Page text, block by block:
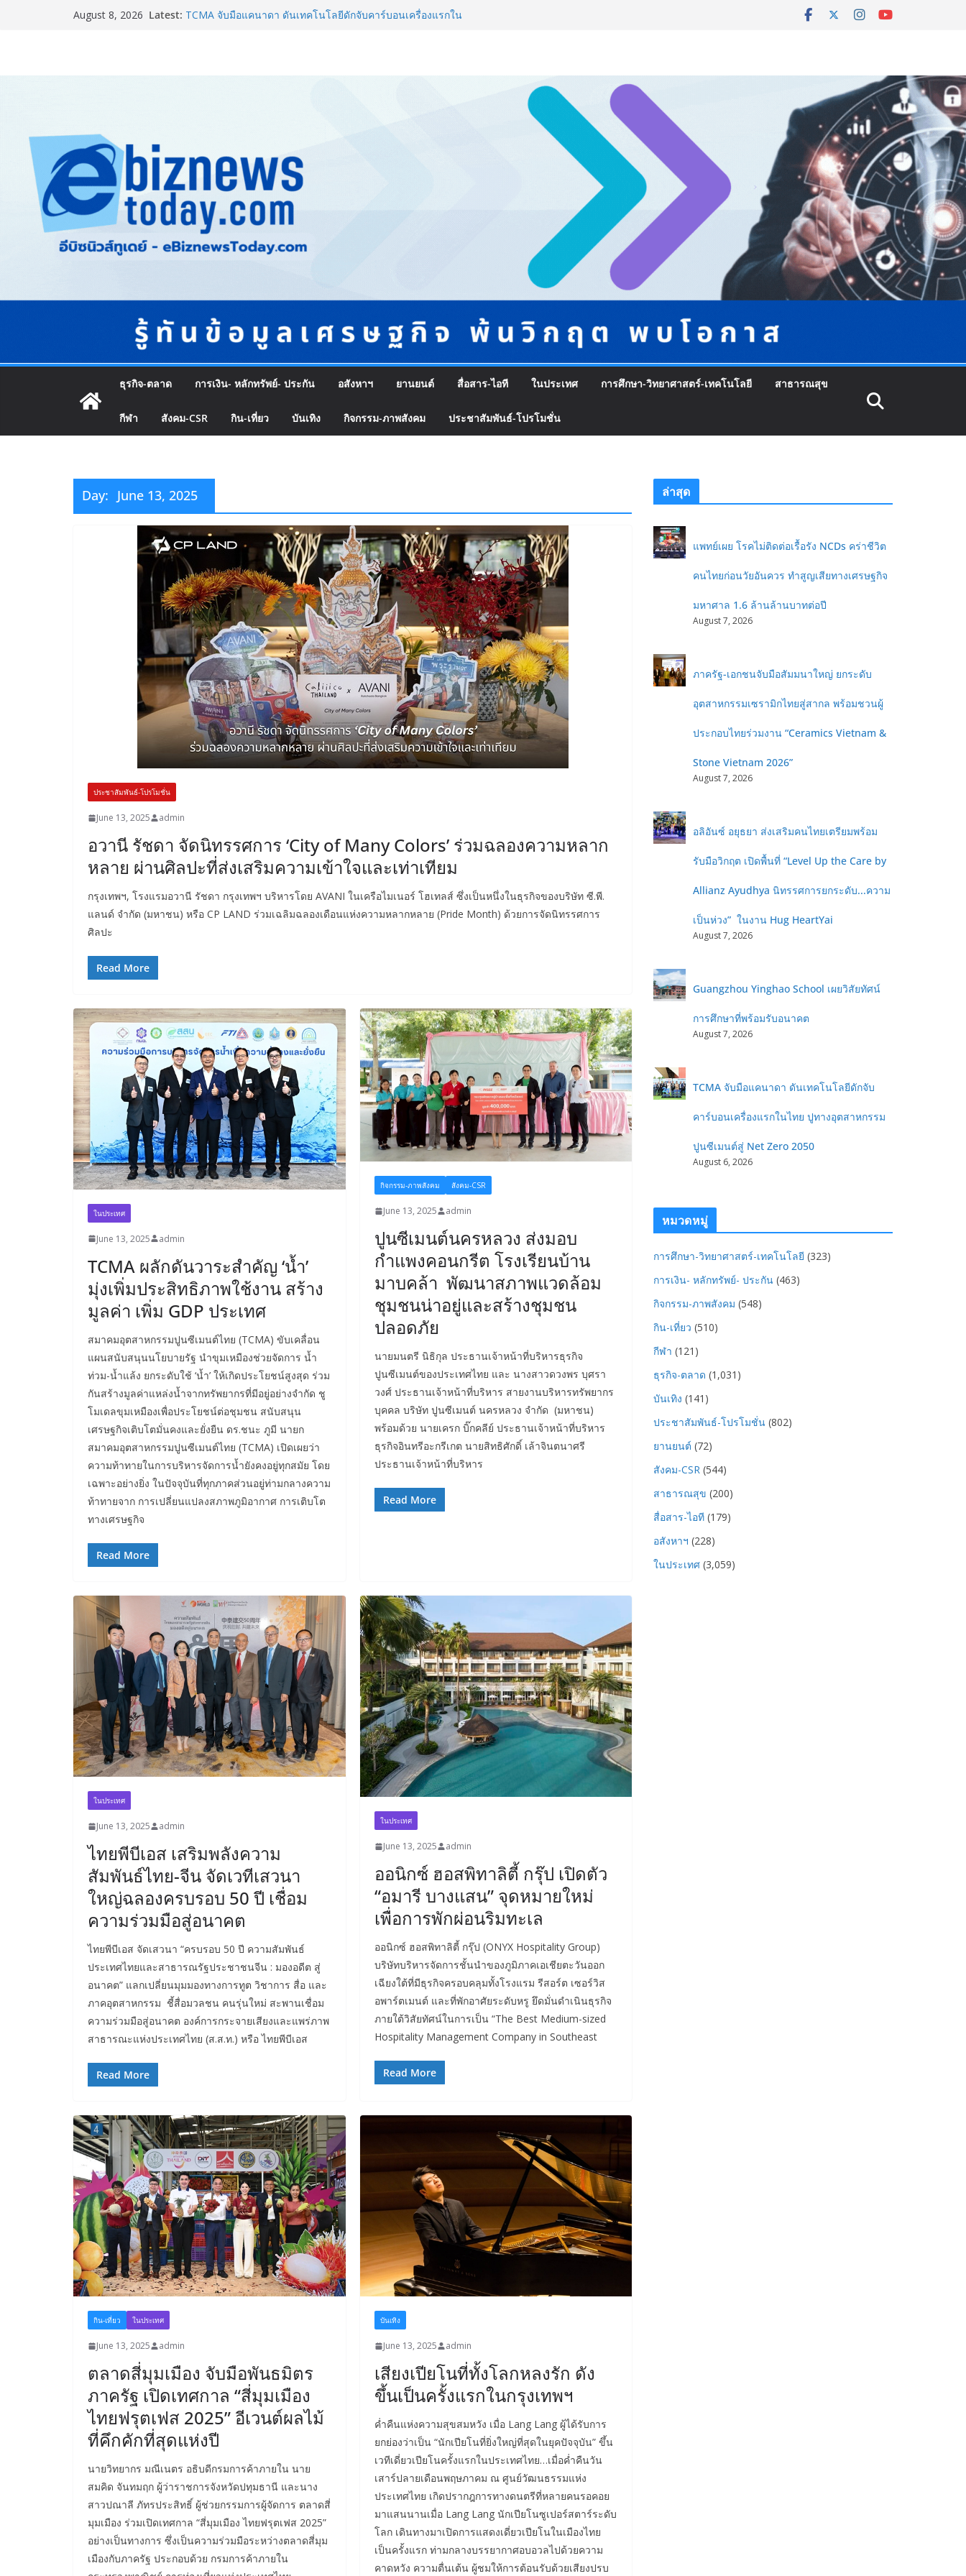
August 8, 2026 Latest: TCMA จับมือแคนาดา ดันเทคโนโลยีดักจับคาร์บอนเครื่องแรกใน
Guangzhou Yinghao School เผยวิสัยทัศน์การศึกษาที่พร้อมรับ
ธุรกิจ-ตลาด การเงิน- หลักทรัพย์- ประกัน อสังหาฯ ยานยนต์ สื่อสาร-ไอที ในประเทศ การศึกษา-วิทยาศาสตร์-เทคโนโลยี สาธารณสุข
กีฬา สังคม-CSR กิน-เที่ยว บันเทิง กิจกรรม-ภาพสังคม ประชาสัมพันธ์-โปรโมชั่น
Day: June 13, 2025
ประชาสัมพันธ์-โปรโมชั่น
June 13, 2025 admin
อวานี รัชดา จัดนิทรรศการ ‘City of Many Colors’ ร่วมฉลองความหลาก
หลาย ผ่านศิลปะที่ส่งเสริมความเข้าใจและเท่าเทียม
กรุงเทพฯ, โรงแรมอวานี รัชดา กรุงเทพฯ บริหารโดย AVANI ในเครือไมเนอร์ โฮเทลส์ ซึ่งเป็นหนึ่งในธุรกิจของบริษัท ซี.พี.
แลนด์ จำกัด (มหาชน) หรือ CP LAND ร่วมเฉลิมฉลองเดือนแห่งความหลากหลาย (Pride Month) ด้วยการจัดนิทรรศการ
ศิลปะ
Read More
ในประเทศ
June 13, 2025 admin
TCMA ผลักดันวาระสำคัญ ‘น้ำ’
มุ่งเพิ่มประสิทธิภาพใช้งาน สร้าง
มูลค่า เพิ่ม GDP ประเทศ
สมาคมอุตสาหกรรมปูนซีเมนต์ไทย (TCMA) ขับเคลื่อน
แผนสนับสนุนนโยบายรัฐ นำขุมเหมืองช่วยจัดการ น้ำ
ท่วม-น้ำแล้ง ยกระดับใช้ ‘น้ำ’ ให้เกิดประโยชน์สูงสุด ร่วม
กันสร้างมูลค่าแหล่งน้ำจากทรัพยากรที่มีอยู่อย่างจำกัด ชู
โมเดลขุมเหมืองเพื่อประโยชน์ต่อชุมชน สนับสนุน
เศรษฐกิจเติบโตมั่นคงและยั่งยืน ดร.ชนะ ภูมี นายก
สมาคมอุตสาหกรรมปูนซีเมนต์ไทย (TCMA) เปิดเผยว่า
ความท้าทายในการบริหารจัดการน้ำยังคงอยู่ทุกสมัย โดย
เฉพาะอย่างยิ่ง ในปัจจุบันที่ทุกภาคส่วนอยู่ท่ามกลางความ
ท้าทายจาก การเปลี่ยนแปลงสภาพภูมิอากาศ การเติบโต
ทางเศรษฐกิจ
Read More
กิจกรรม-ภาพสังคม สังคม-CSR
June 13, 2025 admin
ปูนซีเมนต์นครหลวง ส่งมอบ
กำแพงคอนกรีต โรงเรียนบ้าน
มาบคล้า พัฒนาสภาพแวดล้อม
ชุมชนน่าอยู่และสร้างชุมชน
ปลอดภัย
นายมนตรี นิธิกุล ประธานเจ้าหน้าที่บริหารธุรกิจ
ปูนซีเมนต์ของประเทศไทย และ นางสาวดวงพร บุศรา
วงศ์ ประธานเจ้าหน้าที่บริหาร สายงานบริหารทรัพยากร
บุคคล บริษัท ปูนซีเมนต์ นครหลวง จำกัด (มหาชน)
พร้อมด้วย นายเครก บิ๊กคลีย์ ประธานเจ้าหน้าที่บริหาร
ธุรกิจอินทรีอะกรีเกต นายสิทธิศักดิ์ เล้าจินตนาศรี
ประธานเจ้าหน้าที่บริหาร
Read More
ในประเทศ
June 13, 2025 admin
ไทยพีบีเอส เสริมพลังความ
สัมพันธ์ไทย-จีน จัดเวทีเสวนา
ใหญ่ฉลองครบรอบ 50 ปี เชื่อม
ความร่วมมือสู่อนาคต
ไทยพีบีเอส จัดเสวนา “ครบรอบ 50 ปี ความสัมพันธ์
ประเทศไทยและสาธารณรัฐประชาชนจีน : มองอดีต สู่
อนาคต” แลกเปลี่ยนมุมมองทางการทูต วิชาการ สื่อ และ
ภาคอุตสาหกรรม ชี้สื่อมวลชน คนรุ่นใหม่ สะพานเชื่อม
ความร่วมมือสู่อนาคต องค์การกระจายเสียงและแพร่ภาพ
สาธารณะแห่งประเทศไทย (ส.ส.ท.) หรือ ไทยพีบีเอส
Read More
ในประเทศ
June 13, 2025 admin
ออนิกซ์ ฮอสพิทาลิตี้ กรุ๊ป เปิดตัว
“อมารี บางแสน” จุดหมายใหม่
เพื่อการพักผ่อนริมทะเล
ออนิกซ์ ฮอสพิทาลิตี้ กรุ๊ป (ONYX Hospitality Group)
บริษัทบริหารจัดการชั้นนำของภูมิภาคเอเชียตะวันออก
เฉียงใต้ที่มีธุรกิจครอบคลุมทั้งโรงแรม รีสอร์ต เซอร์วิส
อพาร์ตเมนต์ และที่พักอาศัยระดับหรู ยึดมั่นดำเนินธุรกิจ
ภายใต้วิสัยทัศน์ในการเป็น “The Best Medium-sized
Hospitality Management Company in Southeast
Read More
กิน-เที่ยว ในประเทศ
June 13, 2025 admin
ตลาดสี่มุมเมือง จับมือพันธมิตร
ภาครัฐ เปิดเทศกาล “สี่มุมเมือง
ไทยฟรุตเฟส 2025” อีเวนต์ผลไม้
ที่คึกคักที่สุดแห่งปี
นายวิทยากร มณีเนตร อธิบดีกรมการค้าภายใน นาย
สมคิด จันทมฤก ผู้ว่าราชการจังหวัดปทุมธานี และนาง
สาวปณาลี ภัทรประสิทธิ์ ผู้ช่วยกรรมการผู้จัดการ ตลาดสี่
มุมเมือง ร่วมเปิดเทศกาล “สี่มุมเมือง ไทยฟรุตเฟส 2025”
อย่างเป็นทางการ ซึ่งเป็นความร่วมมือระหว่างตลาดสี่มุม
เมืองกับภาครัฐ ประกอบด้วย กรมการค้าภายใน
บันเทิง
June 13, 2025 admin
เสียงเปียโนที่ทั้งโลกหลงรัก ดัง
ขึ้นเป็นครั้งแรกในกรุงเทพฯ
ค่ำคืนแห่งความสุขสมหวัง เมื่อ Lang Lang ผู้ได้รับการ
ยกย่องว่าเป็น “นักเปียโนที่ยิ่งใหญ่ที่สุดในยุคปัจจุบัน” ขึ้น
เวทีเดี่ยวเปียโนครั้งแรกในประเทศไทย…เมื่อค่ำคืนวัน
เสาร์ปลายเดือนพฤษภาคม ณ ศูนย์วัฒนธรรมแห่ง
ประเทศไทย เกิดปรากฎการทางดนตรีที่หลายคนรอคอย
มาแสนนานเมื่อ Lang Lang นักเปียโนซูเปอร์สตาร์ระดับ
โลก เดินทางมาเปิดการแสดงเดี่ยวเปียโนในเมืองไทย
เป็นครั้งแรก ท่ามกลางบรรยากาศอบอวลไปด้วยความ
คาดหวัง ความตื่นเต้น ผู้ชมให้การต้อนรับด้วยเสียงปรบ
ล่าสุด
แพทย์เผย โรคไม่ติดต่อเรื้อรัง NCDs คร่าชีวิต
คนไทยก่อนวัยอันควร ทำสูญเสียทางเศรษฐกิจ
มหาศาล 1.6 ล้านล้านบาทต่อปี
August 7, 2026
ภาครัฐ-เอกชนจับมือสัมมนาใหญ่ ยกระดับ
อุตสาหกรรมเซรามิกไทยสู่สากล พร้อมชวนผู้
ประกอบไทยร่วมงาน “Ceramics Vietnam &
Stone Vietnam 2026”
August 7, 2026
อลิอันซ์ อยุธยา ส่งเสริมคนไทยเตรียมพร้อม
รับมือวิกฤต เปิดพื้นที่ “Level Up the Care by
Allianz Ayudhya นิทรรศการยกระดับ...ความ
เป็นห่วง” ในงาน Hug HeartYai
August 7, 2026
Guangzhou Yinghao School เผยวิสัยทัศน์
การศึกษาที่พร้อมรับอนาคต
August 7, 2026
TCMA จับมือแคนาดา ดันเทคโนโลยีดักจับ
คาร์บอนเครื่องแรกในไทย ปูทางอุตสาหกรรม
ปูนซีเมนต์สู่ Net Zero 2050
August 6, 2026
หมวดหมู่
การศึกษา-วิทยาศาสตร์-เทคโนโลยี (323)
การเงิน- หลักทรัพย์- ประกัน (463)
กิจกรรม-ภาพสังคม (548)
กิน-เที่ยว (510)
กีฬา (121)
ธุรกิจ-ตลาด (1,031)
บันเทิง (141)
ประชาสัมพันธ์-โปรโมชั่น (802)
ยานยนต์ (72)
สังคม-CSR (544)
สาธารณสุข (200)
สื่อสาร-ไอที (179)
อสังหาฯ (228)
ในประเทศ (3,059)